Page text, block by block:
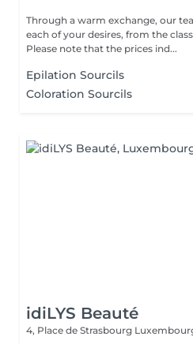
Through a warm exchange, our
each of your desires, from the
Please note that the prices ind...
Epilation Sourcils
Coloration Sourcils
idiLYS Beauté
4, Place de Strasbourg